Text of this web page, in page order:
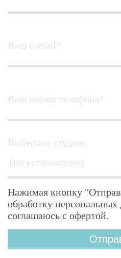
Ваш e-mail*
Ваш номер телефона*
Выберите студию:
Нажимая кнопку
обработку
соглашаюсь с офертой.